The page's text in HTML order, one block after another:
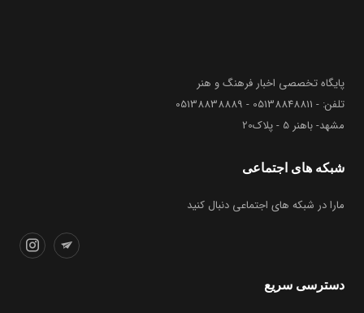
پایگاه تخصصی اخبار فرهنگ و هنر
تلفن: - 05138848811 - 05138838889
مشهد- باهنر 5 - پلاک20
شبکه های اجتماعی
مارا در شبکه های اجتماعی دنبال کنید
دسترسی سریع